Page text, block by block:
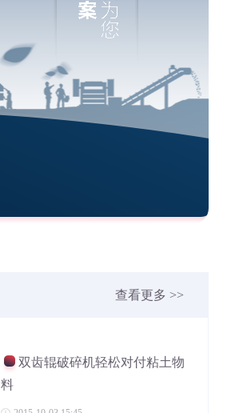
查看更多 >>
双齿辊破碎机轻松对付粘土物
料